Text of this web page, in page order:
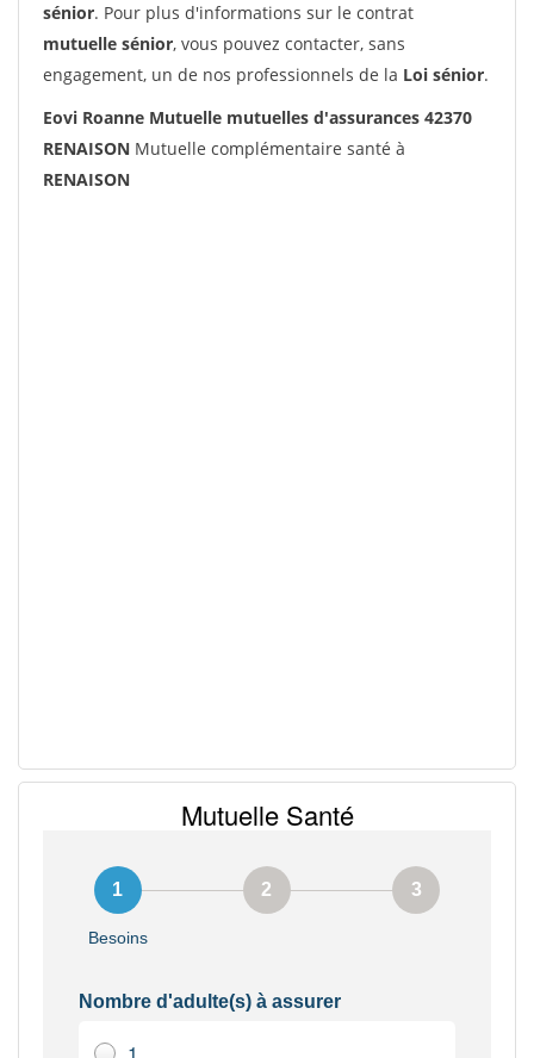
sénior. Pour plus d'informations sur le contrat
mutuelle sénior, vous pouvez contacter, sans
engagement, un de nos professionnels de la Loi sénior.
Eovi Roanne Mutuelle mutuelles d'assurances 42370
RENAISON Mutuelle complémentaire santé à
RENAISON